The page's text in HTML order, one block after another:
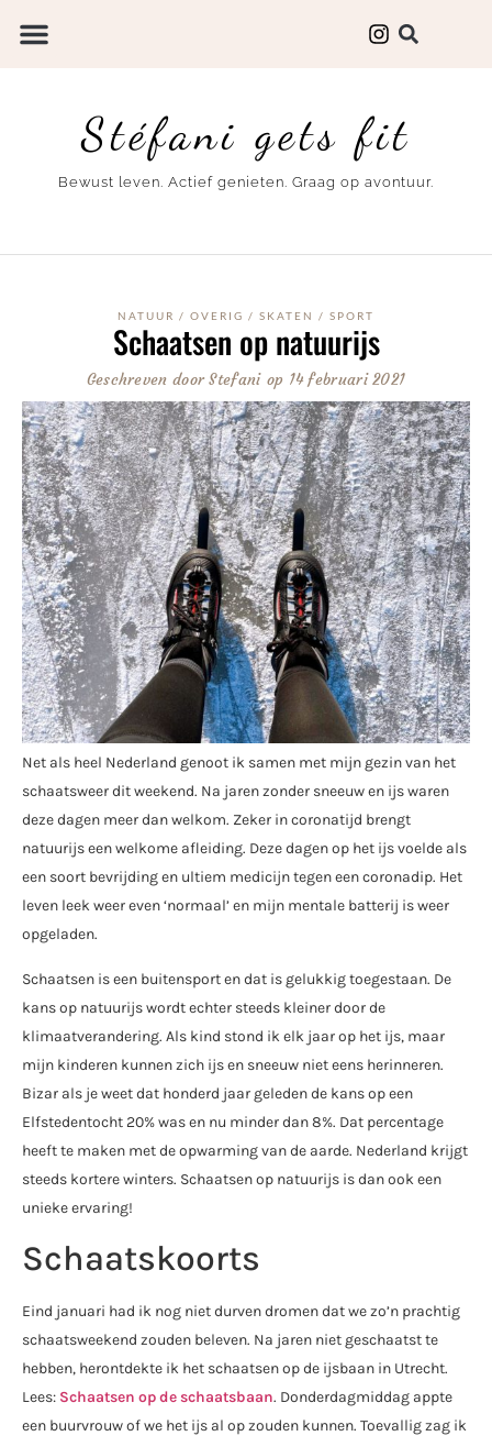
Stéfani gets fit
Bewust leven. Actief genieten. Graag op avontuur.
NATUUR / OVERIG / SKATEN / SPORT
Schaatsen op natuurijs
Geschreven doorStefani op 14 februari 2021
Net als heel Nederland genoot ik samen met mijn gezin van het
schaatsweer dit weekend. Na jaren zonder sneeuw en ijs waren
deze dagen meer dan welkom. Zeker in coronatijd brengt
natuurijs een welkome afleiding. Deze dagen op het ijs voelde als
een soort bevrijding en ultiem medicijn tegen een coronadip. Het
leven leek weer even ‘normaal’ en mijn mentale batterij is weer
opgeladen.
Schaatsen is een buitensport en dat is gelukkig toegestaan. De
kans op natuurijs wordt echter steeds kleiner door de
klimaatverandering. Als kind stond ik elk jaar op het ijs, maar
mijn kinderen kunnen zich ijs en sneeuw niet eens herinneren.
Bizar als je weet dat honderd jaar geleden de kans op een
Elfstedentocht 20% was en nu minder dan 8%. Dat percentage
heeft te maken met de opwarming van de aarde. Nederland krijgt
steeds kortere winters. Schaatsen op natuurijs is dan ook een
unieke ervaring!
Schaatskoorts
Eind januari had ik nog niet durven dromen dat we zo’n prachtig
schaatsweekend zouden beleven. Na jaren niet geschaatst te
hebben, herontdekte ik het schaatsen op de ijsbaan in Utrecht.
Lees: Schaatsen op de schaatsbaan. Donderdagmiddag appte
een buurvrouw of we het ijs al op zouden kunnen. Toevallig zag ik